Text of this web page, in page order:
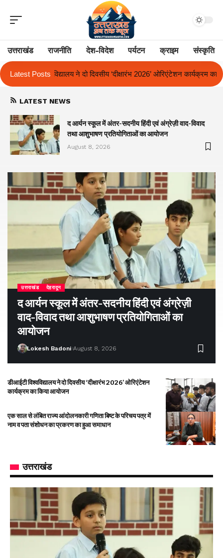
उत्तराखंड राजनीति देश-विदेश पर्यटन क्राइम संस्कृति
Latest Posts
‘दीक्षारंभ 2026’ ओरिएंटेशन कार्यक्रम का किया आयोजन एक साल से लंबित
LATEST NEWS
द आर्यन स्कूल में अंतर-सदनीय हिंदी एवं अंग्रेज़ी वाद-विवाद
तथा आशुभाषण प्रतियोगिताओं का आयोजन
August 8, 2026
उत्तराखंड देहरादून
द आर्यन स्कूल में अंतर-सदनीय हिंदी एवं अंग्रेज़ी
वाद-विवाद तथा आशुभाषण प्रतियोगिताओं का
आयोजन
Lokesh Badoni August 8, 2026
डीआईटी विश्वविद्यालय ने दो दिवसीय ‘दीक्षारंभ 2026’ ओरिएंटेशन
कार्यक्रम का किया आयोजन
एक साल से लंबित राज्य आंदोलनकारी गणिता बिष्ट के परिचय पत्र में
नाम व पता संशोधन का प्रकरण का हुआ समाधान
उत्तराखंड